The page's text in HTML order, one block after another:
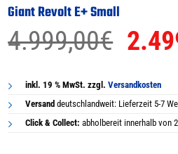
Giant Revolt E+ Small
4.999,00€
war:
inkl. 19 % MwSt. zzgl.Versandkosten
Versand deutschlandweit: Lieferzeit 5-7
Click & Collect: abholbereit innerhalb von